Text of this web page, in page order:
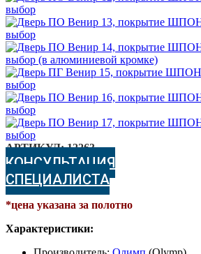
АРТИКУЛ:12263
КОНСУЛЬТАЦИЯ
СПЕЦИАЛИСТА
*цена указана за полотно
Характеристики: